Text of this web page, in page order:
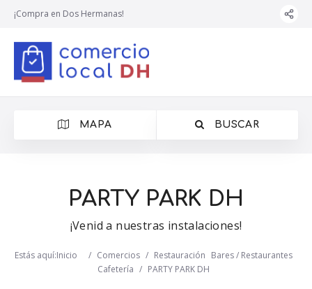
¡Compra en Dos Hermanas!
MAPA BUSCAR
PARTY PARK DH
¡Venid a nuestras instalaciones!
Estás aquí:Inicio / Comercios / Restauración Bares / Restaurantes
Cafetería / PARTY PARK DH